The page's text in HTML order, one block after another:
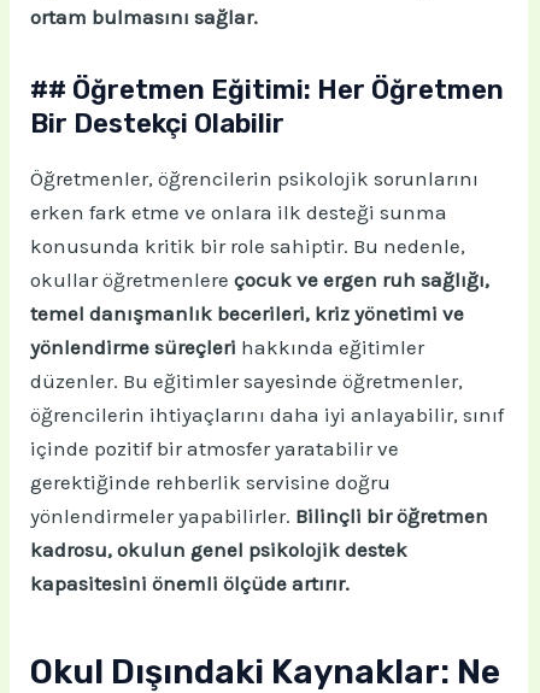
ortam bulmasını sağlar.
## Öğretmen Eğitimi: Her Öğretmen
Bir Destekçi Olabilir
Öğretmenler, öğrencilerin psikolojik sorunlarını
erken fark etme ve onlara ilk desteği sunma
konusunda kritik bir role sahiptir. Bu nedenle,
okullar öğretmenlereçocuk ve ergen ruh sağlığı,
temel danışmanlık becerileri, kriz yönetimi ve
yönlendirme süreçleri hakkında eğitimler
düzenler. Bu eğitimler sayesinde öğretmenler,
öğrencilerin ihtiyaçlarını daha iyi anlayabilir, sınıf
içinde pozitif bir atmosfer yaratabilir ve
gerektiğinde rehberlik servisine doğru
yönlendirmeler yapabilirler. Bilinçli bir öğretmen
kadrosu, okulun genel psikolojik destek
kapasitesini önemli ölçüde artırır.
Okul Dışındaki Kaynaklar: Ne